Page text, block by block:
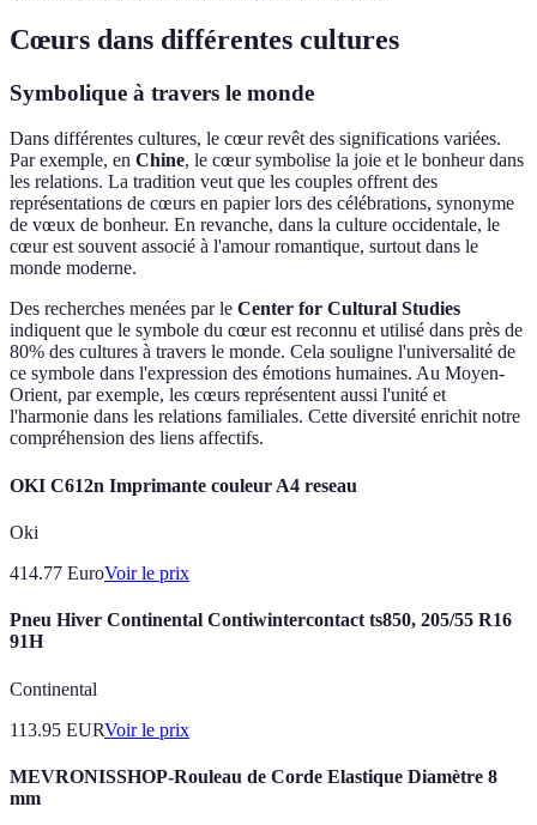
Cœurs dans différentes cultures
Symbolique à travers le monde
Dans différentes cultures, le cœur revêt des significations variées.
Par exemple, en Chine, le cœur symbolise la joie et le bonheur dans
les relations. La tradition veut que les couples offrent des
représentations de cœurs en papier lors des célébrations, synonyme
de vœux de bonheur. En revanche, dans la culture occidentale, le
cœur est souvent associé à l'amour romantique, surtout dans le
monde moderne.
Des recherches menées par le Center for Cultural Studies
indiquent que le symbole du cœur est reconnu et utilisé dans près de
80% des cultures à travers le monde. Cela souligne l'universalité de
ce symbole dans l'expression des émotions humaines. Au Moyen-
Orient, par exemple, les cœurs représentent aussi l'unité et
l'harmonie dans les relations familiales. Cette diversité enrichit notre
compréhension des liens affectifs.
OKI C612n Imprimante couleur A4 reseau
Oki
414.77 EuroVoir le prix
Pneu Hiver Continental Contiwintercontact ts850, 205/55 R16
91H
Continental
113.95 EURVoir le prix
MEVRONISSHOP-Rouleau de Corde Elastique Diamètre 8
mm